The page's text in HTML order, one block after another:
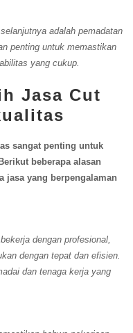
adalah pemadatan
penting untuk memastikan
yang cukup.
Jasa Cut
sangat penting untuk
beberapa alasan
jasa yang berpengalaman
dengan profesional,
dengan tepat dan efisien.
dan tenaga kerja yang